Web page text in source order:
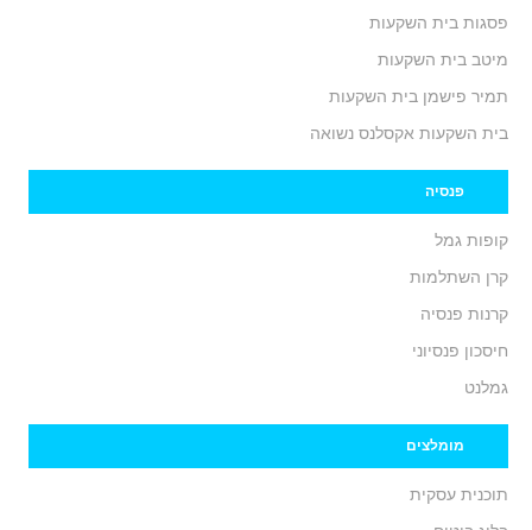
פסגות בית השקעות
מיטב בית השקעות
תמיר פישמן בית השקעות
בית השקעות אקסלנס נשואה
פנסיה
קופות גמל
קרן השתלמות
קרנות פנסיה
חיסכון פנסיוני
גמלנט
מומלצים
תוכנית עסקית